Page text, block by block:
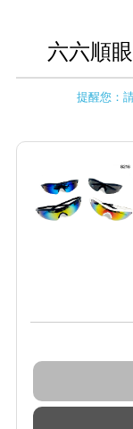
六六順
提醒您：